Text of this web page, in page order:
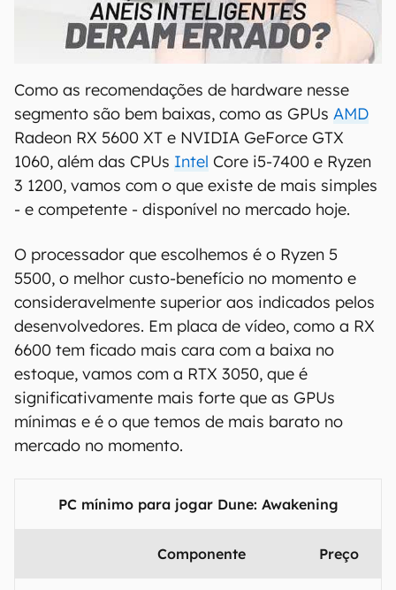
00:00/21:11
Como as recomendações de hardware nesse
segmento são bem baixas, como as GPUs AMD
Radeon RX 5600 XT e NVIDIA GeForce GTX
1060, além das CPUs Intel Core i5-7400 e Ryzen
3 1200, vamos com o que existe de mais simples
- e competente - disponível no mercado hoje.
O processador que escolhemos é o Ryzen 5
5500, o melhor custo-benefício no momento e
consideravelmente superior aos indicados pelos
desenvolvedores. Em placa de vídeo, como a RX
6600 tem ficado mais cara com a baixa no
estoque, vamos com a RTX 3050, que é
significativamente mais forte que as GPUs
mínimas e é o que temos de mais barato no
mercado no momento.
PC mínimo para jogar Dune: Awakening
Componente Preço